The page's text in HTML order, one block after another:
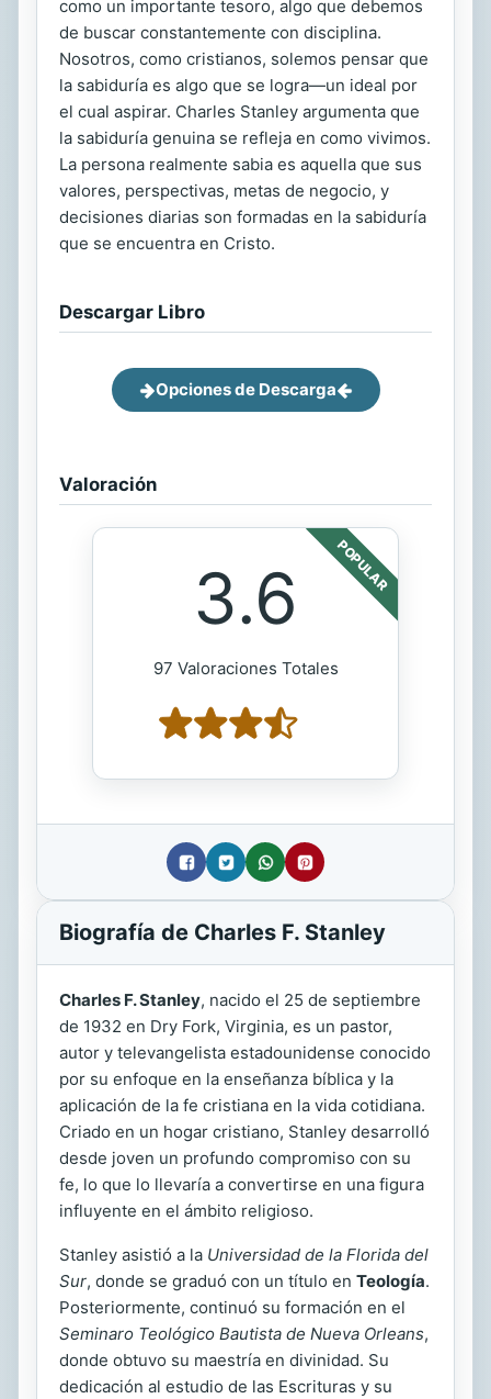
como un importante tesoro, algo que debemos
de buscar constantemente con disciplina.
Nosotros, como cristianos, solemos pensar que
la sabiduría es algo que se logra—un ideal por
el cual aspirar. Charles Stanley argumenta que
la sabiduría genuina se refleja en como vivimos.
La persona realmente sabia es aquella que sus
valores, perspectivas, metas de negocio, y
decisiones diarias son formadas en la sabiduría
que se encuentra en Cristo.
Descargar Libro
Opciones de Descarga
Valoración
POPULAR
3.6
97 Valoraciones Totales
Biografía de Charles F. Stanley
Charles F. Stanley, nacido el 25 de septiembre
de 1932 en Dry Fork, Virginia, es un pastor,
autor y televangelista estadounidense conocido
por su enfoque en la enseñanza bíblica y la
aplicación de la fe cristiana en la vida cotidiana.
Criado en un hogar cristiano, Stanley desarrolló
desde joven un profundo compromiso con su
fe, lo que lo llevaría a convertirse en una figura
influyente en el ámbito religioso.
Stanley asistió a la Universidad de la Florida del
Sur, donde se graduó con un título en Teología.
Posteriormente, continuó su formación en el
Seminaro Teológico Bautista de Nueva Orleans,
donde obtuvo su maestría en divinidad. Su
dedicación al estudio de las Escrituras y su